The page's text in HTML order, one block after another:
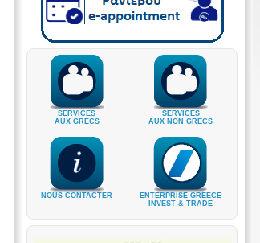
SERVICES
AUX GRECS
SERVICES
AUX NON GRECS
NOUS CONTACTER
ENTERPRISE GREECE
INVEST & TRADE